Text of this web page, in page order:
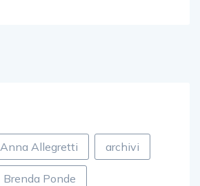
Anna Allegretti archivi
Brenda Ponde